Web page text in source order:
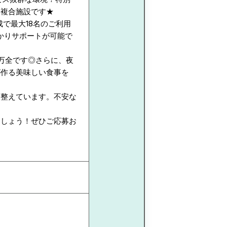
複合施設です★
最大18名のご利用
りサポートが可能で
全です◎さらに、夜
る美味しい食事を
えています。不安な
ょう！ぜひご応募お